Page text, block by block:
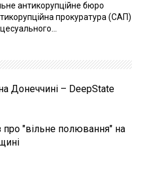
антикорупційне бюро
прокуратура (САП)
Донеччині – DeepState
"вільне полювання" на